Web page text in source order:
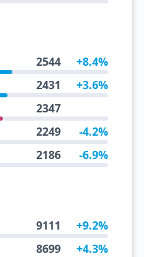
2544 +8.4%
2431 +3.6%
2347
2249 -4.2%
2186 -6.9%
9111 +9.2%
8699 +4.3%